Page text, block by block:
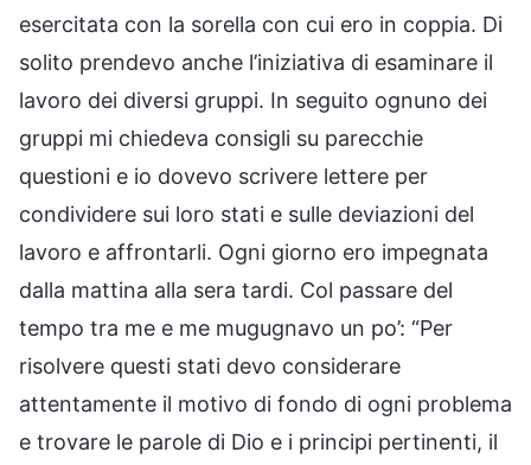
esercitata con la sorella con cui ero in coppia. Di
solito prendevo anche l’iniziativa di esaminare il
lavoro dei diversi gruppi. In seguito ognuno dei
gruppi mi chiedeva consigli su parecchie
questioni e io dovevo scrivere lettere per
condividere sui loro stati e sulle deviazioni del
lavoro e affrontarli. Ogni giorno ero impegnata
dalla mattina alla sera tardi. Col passare del
tempo tra me e me mugugnavo un po’: “Per
risolvere questi stati devo considerare
attentamente il motivo di fondo di ogni problema
e trovare le parole di Dio e i principi pertinenti, il